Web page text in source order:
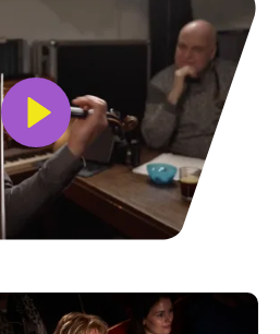
Bekijk video